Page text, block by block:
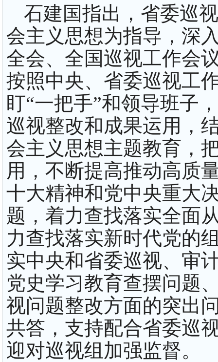
石建国指出，省委巡
会主义思想为指导，深
全会、全国巡视工作会
按照中央、省委巡视工
盯“一把手”和领导班子
巡视整改和成果运用，
会主义思想主题教育，
用，不断提高推动高质
十大精神和党中央重大
题，着力查找落实全面
力查找落实新时代党的
实中央和省委巡视、审
党史学习教育查摆问题
视问题整改方面的突出
共答，支持配合省委巡
迎对巡视组加强监督。